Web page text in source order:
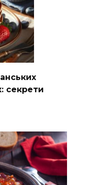
секрети